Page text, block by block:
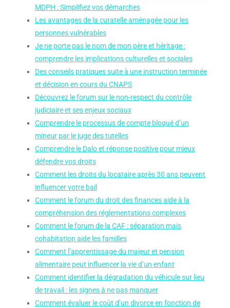
MDPH : Simplifiez vos démarches
Les avantages de la curatelle aménagée pour les
personnes vulnérables
Je ne porte pas le nom de mon père et héritage :
comprendre les implications culturelles et sociales
Des conseils pratiques suite à une instruction terminée
et décision en cours du CNAPS
Découvrez le forum sur le non-respect du contrôle
judiciaire et ses enjeux sociaux
Comprendre le processus de compte bloqué d’un
mineur par le juge des tutelles
Comprendre le Dalo et réponse positive pour mieux
défendre vos droits
Comment les droits du locataire après 30 ans peuvent
influencer votre bail
Comment le forum du droit des finances aide à la
compréhension des réglementations complexes
Comment le forum de la CAF : séparation mais
cohabitation aide les familles
Comment l’apprentissage du majeur et pension
alimentaire peut influencer la vie d’un enfant
Comment identifier la dégradation du véhicule sur lieu
de travail : les signes à ne pas manquer
Comment évaluer le coût d’un divorce en fonction de